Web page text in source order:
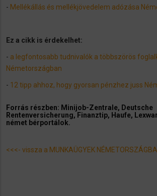
- Mellékállás és mellékjövedelem adózása
​Ez a cikk is érdekelhet:
- a legfontosabb tudnivalók a többszörös
Németországban
- 12 tipp ahhoz, hogy gyorsan pénzhez juss
Forrás részben: Minijob-Zentrale, Deutsche
Rentenversicherung, Finanztip, Haufe,
német bérportálok.
<<<- vissza a MUNKAÜGYEK